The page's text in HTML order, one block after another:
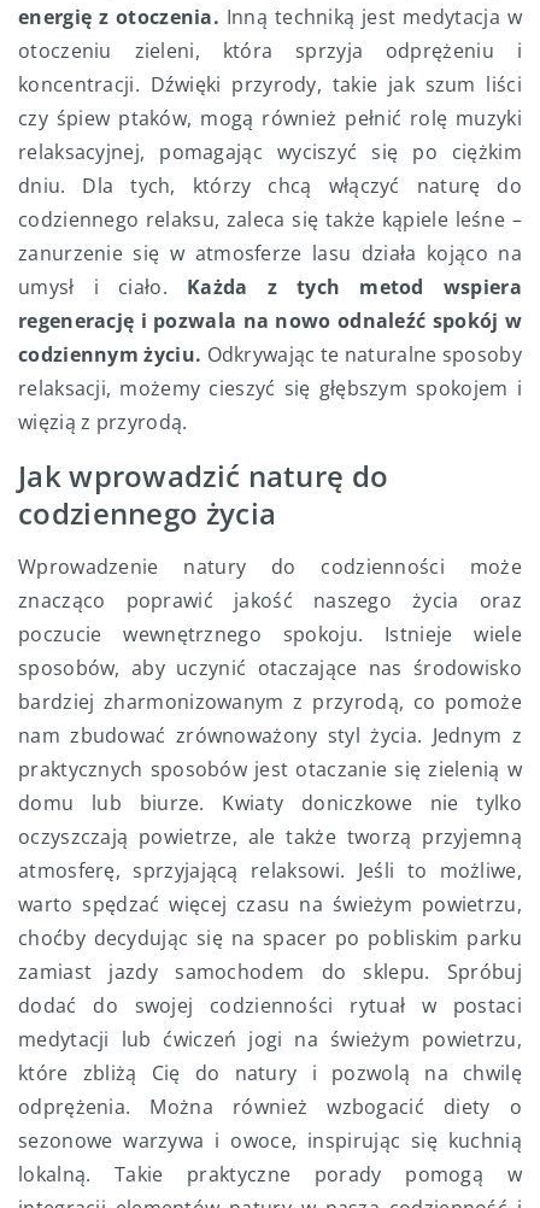
energię z otoczenia. Inną techniką jest medytacja w
otoczeniu zieleni, która sprzyja odprężeniu i
koncentracji. Dźwięki przyrody, takie jak szum liści
czy śpiew ptaków, mogą również pełnić rolę muzyki
relaksacyjnej, pomagając wyciszyć się po ciężkim
dniu. Dla tych, którzy chcą włączyć naturę do
codziennego relaksu, zaleca się także kąpiele leśne –
zanurzenie się w atmosferze lasu działa kojąco na
umysł i ciało. Każda z tych metod wspiera
regenerację i pozwala na nowo odnaleźć spokój w
codziennym życiu. Odkrywając te naturalne sposoby
relaksacji, możemy cieszyć się głębszym spokojem i
więzią z przyrodą.
Jak wprowadzić naturę do
codziennego życia
Wprowadzenie natury do codzienności może
znacząco poprawić jakość naszego życia oraz
poczucie wewnętrznego spokoju. Istnieje wiele
sposobów, aby uczynić otaczające nas środowisko
bardziej zharmonizowanym z przyrodą, co pomoże
nam zbudować zrównoważony styl życia. Jednym z
praktycznych sposobów jest otaczanie się zielenią w
domu lub biurze. Kwiaty doniczkowe nie tylko
oczyszczają powietrze, ale także tworzą przyjemną
atmosferę, sprzyjającą relaksowi. Jeśli to możliwe,
warto spędzać więcej czasu na świeżym powietrzu,
choćby decydując się na spacer po pobliskim parku
zamiast jazdy samochodem do sklepu. Spróbuj
dodać do swojej codzienności rytuał w postaci
medytacji lub ćwiczeń jogi na świeżym powietrzu,
które zbliżą Cię do natury i pozwolą na chwilę
odprężenia. Można również wzbogacić diety o
sezonowe warzywa i owoce, inspirując się kuchnią
lokalną. Takie praktyczne porady pomogą w